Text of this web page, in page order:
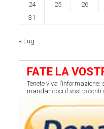
24
25 26
31
« Lug
FATE LA
Tenete viva
mandandoci il vostro